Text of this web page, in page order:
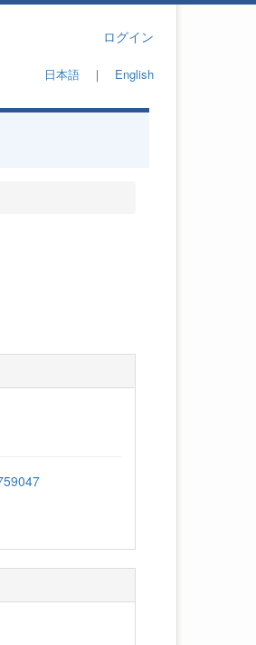
ログイン
日本語｜ English